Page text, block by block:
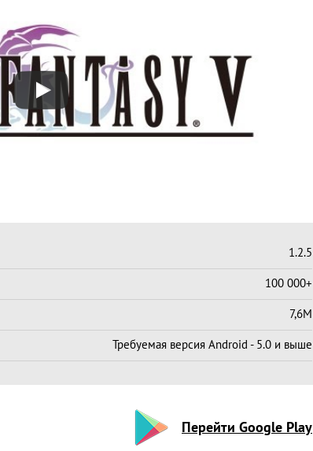
1.2.5
100 000+
7,6M
Требуемая версия Android - 5.0 и выше
Перейти Google Play